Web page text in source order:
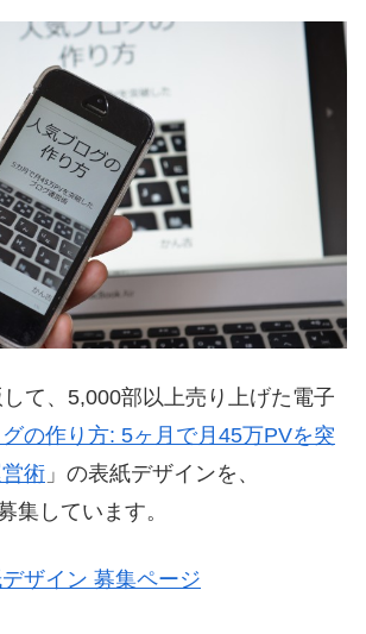
て、5,000部以上売り上げた電子
グの作り方: 5ヶ月で月45万PVを突
術 」の表紙デザインを、
集しています。
ザイン 募集ページ